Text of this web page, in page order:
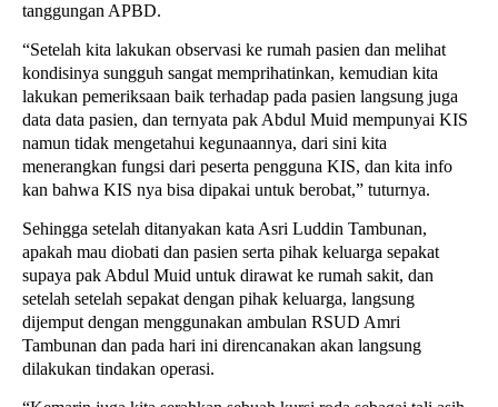
tanggungan APBD.
“Setelah kita lakukan observasi ke rumah pasien dan melihat
kondisinya sungguh sangat memprihatinkan, kemudian kita
lakukan pemeriksaan baik terhadap pada pasien langsung juga
data data pasien, dan ternyata pak Abdul Muid mempunyai KIS
namun tidak mengetahui kegunaannya, dari sini kita
menerangkan fungsi dari peserta pengguna KIS, dan kita info
kan bahwa KIS nya bisa dipakai untuk berobat,” tuturnya.
Sehingga setelah ditanyakan kata Asri Luddin Tambunan,
apakah mau diobati dan pasien serta pihak keluarga sepakat
supaya pak Abdul Muid untuk dirawat ke rumah sakit, dan
setelah setelah sepakat dengan pihak keluarga, langsung
dijemput dengan menggunakan ambulan RSUD Amri
Tambunan dan pada hari ini direncanakan akan langsung
dilakukan tindakan operasi.